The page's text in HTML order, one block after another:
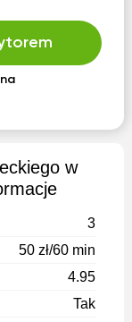
w
3
50 zł/60 min
4.95
Tak